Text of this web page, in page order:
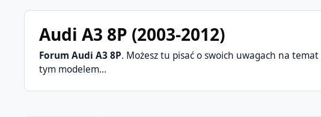
Audi A3 8P (2003-2012)
Forum Audi A3 8P. Możesz tu pisać o swoich uwagach na
tym modelem...